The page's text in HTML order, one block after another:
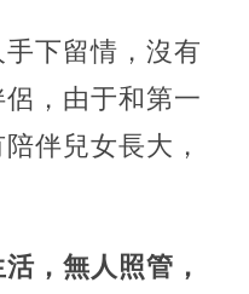
下留情，沒有
，由于和第一
伴兒女長大，
，無人照管，